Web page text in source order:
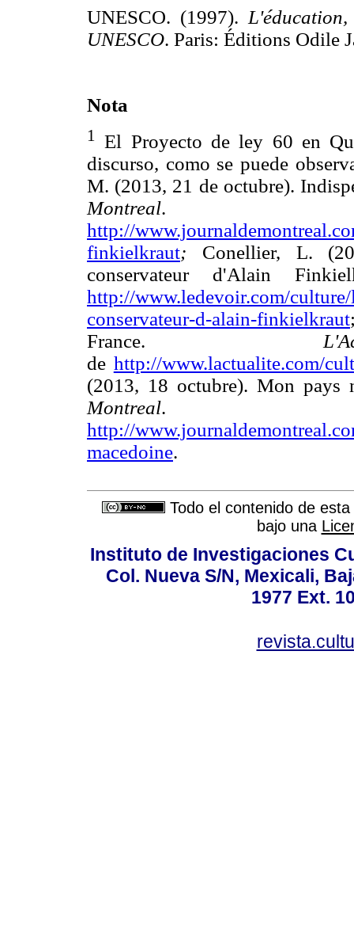
UNESCO. (1997).
UNESCO. Paris: Éditions
Nota
1
El Proyecto de ley 60 en
discurso, como se puede
M. (2013, 21 de octubre).
Montreal.
http://
finkielkraut; Conellier, L.
conservateur d'Alain
http://www.ledevoir.com/
conservateur-d-alain-finkielkraut
France.
de http://www.lactualite.com/
(2013, 18 octubre). Mon pays
Montreal.
http://
macedoine.
Todo el contenido de
bajo una
Instituto de Investigaciones
Col. Nueva S/N, Mexicali,
1977 Ext.